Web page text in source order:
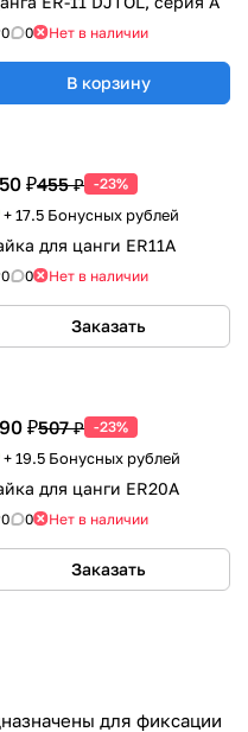
0 0 Нет в наличии
В корзину
₽455 ₽ -23%
+ 17.5 Бонусных рублей
для цанги ER11A
0 0 Нет в наличии
Заказать
₽507 ₽ -23%
+ 19.5 Бонусных рублей
для цанги ER20A
0 0 Нет в наличии
Заказать
для фиксации